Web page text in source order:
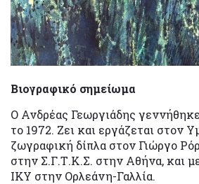
Βιογραφικό σημείωμα
Ο Ανδρέας Γεωργιάδης
το 1972. Ζει και εργάζεται στον
ζωγραφική δίπλα στον Γιώργο
στην Σ.Γ.Τ.Κ.Σ. στην Αθήνα, και
ΙΚΥ στην Ορλεάνη-Γαλλία.